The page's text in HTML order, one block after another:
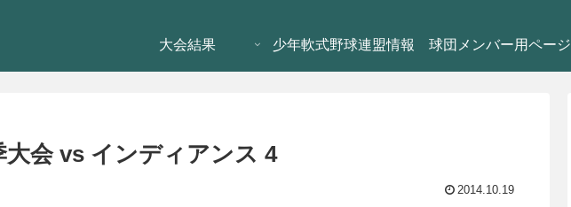
大会結果 少年軟式野球連盟情報 球団メンバー用ページ
大会 vs インディアンス 4
2014.10.19